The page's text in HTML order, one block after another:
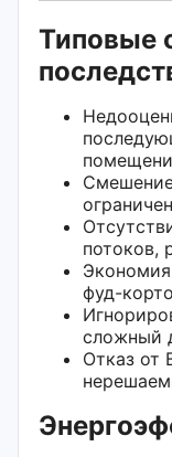
Типовые
потоков,
фуд-
сложный
Отказ от